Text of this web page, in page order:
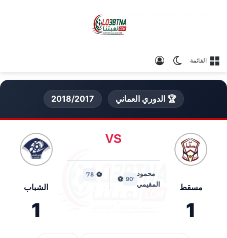
القائمة الوضع المظلم
🏆 الدوري العماني 2018/2017
مسقط
1
VS
محمود
المقيمي
'90
⚽
⚽
78'
الشباب
1